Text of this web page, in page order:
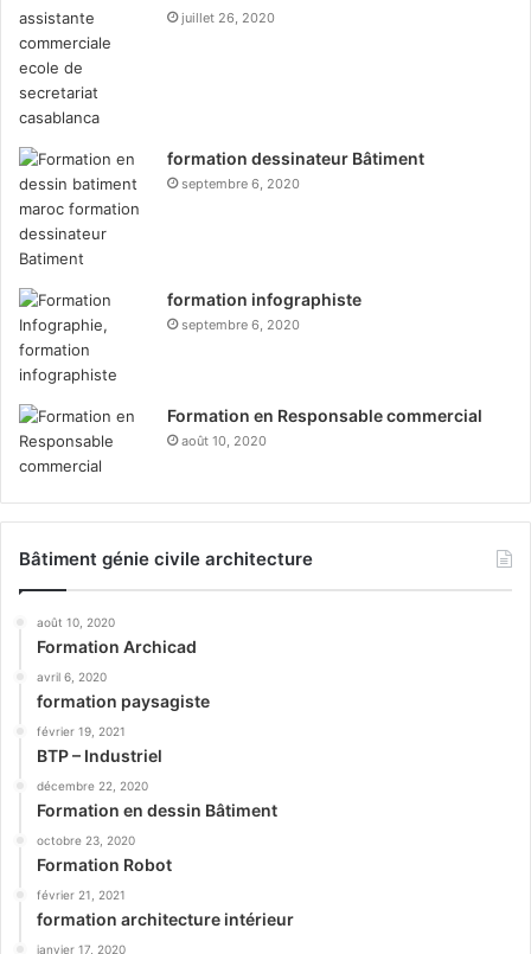
juillet 26, 2020
formation dessinateur Bâtiment
septembre 6, 2020
formation infographiste
septembre 6, 2020
Formation en Responsable commercial
août 10, 2020
Bâtiment génie civile architecture
août 10, 2020
Formation Archicad
avril 6, 2020
formation paysagiste
février 19, 2021
BTP – Industriel
décembre 22, 2020
Formation en dessin Bâtiment
octobre 23, 2020
Formation Robot
février 21, 2021
formation architecture intérieur
janvier 17, 2020